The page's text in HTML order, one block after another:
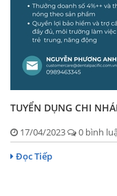
TUYỂN DỤNG CHI
17/04/2023
0 bình
Đọc Tiếp